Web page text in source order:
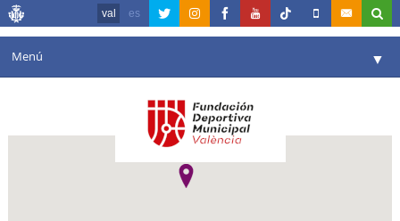
val es
Menú ▼
Agenda